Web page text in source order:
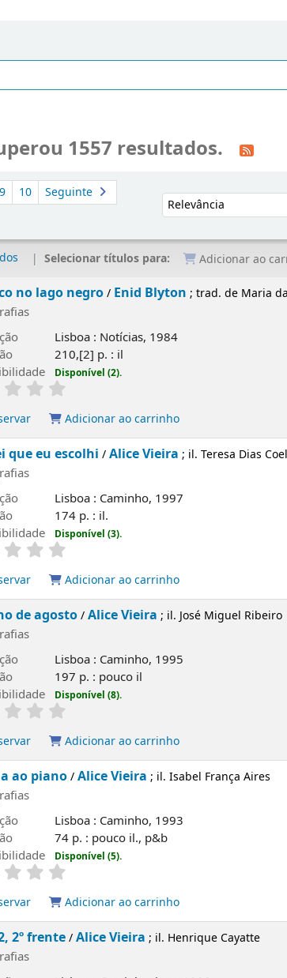
1557 resultados.
9 10
Seguinte
Ordenar por:
Selecionar títulos para: Adicionar ao
cinco no lago negro/ Enid Blyton; trad. de
Lisboa : Notícias, 1984
210,[2] p. : il
Disponível (2).
Reservar Adicionar ao carrinho
rei que eu escolhi/Alice Vieira; il. Teresa
Lisboa : Caminho, 1997
174 p. : il.
Disponível (3).
Reservar Adicionar ao carrinho
de agosto/Alice Vieira; il. José Miguel
Lisboa : Caminho, 1995
197 p. : pouco il
Disponível (8).
Reservar Adicionar ao carrinho
ao piano/Alice Vieira; il. Isabel França
Lisboa : Caminho, 1993
74 p. : pouco il., p&b
Disponível (5).
Reservar Adicionar ao carrinho